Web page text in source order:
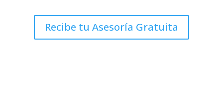
Recibe tu Asesoría Gratuita